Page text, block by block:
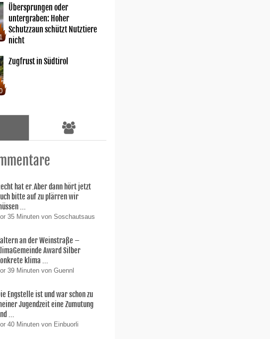
Übersprungen oder
untergraben: Hoher
Schutzzaun schützt Nutztiere
nicht
Zugfrust in Südtirol
hat er.Aber dann hört jetzt
bitte auf zu plärren wir
...
35 Minuten von Soschautsaus
an der Weinstraße –
Award Silber
klima ...
39 Minuten von Guennl
Engstelle ist und war schon zu
Jugendzeit eine Zumutung
...
40 Minuten von Einbuorli